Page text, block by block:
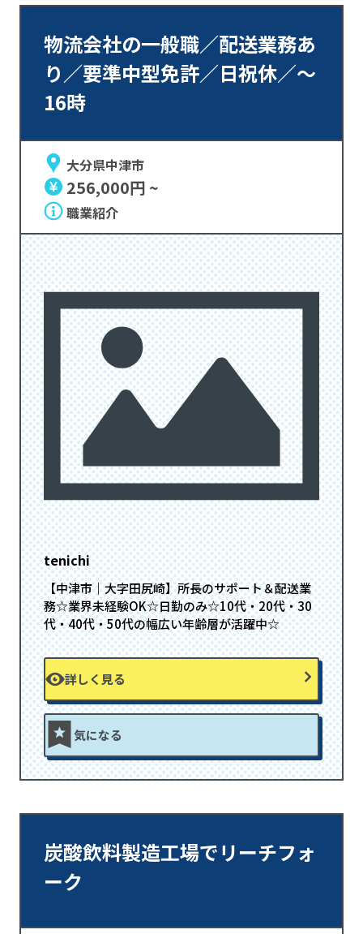
物流会社の一般職／配送業務あ
り／要準中型免許／日祝休／～
16時
大分県中津市
256,000円 ~
職業紹介
tenichi
【中津市｜大字田尻崎】所長のサポート＆配送業
務☆業界未経験OK☆日勤のみ☆10代・20代・30
代・40代・50代の幅広い年齢層が活躍中☆
詳しく見る
気になる
炭酸飲料製造工場でリーチフォ
ーク